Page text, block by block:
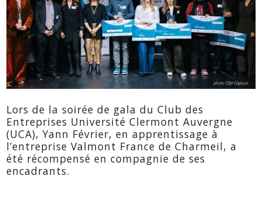
Lors de la soirée de gala du Club des
Entreprises Université Clermont Auvergne
(UCA), Yann Février, en apprentissage à
l’entreprise Valmont France de Charmeil, a
été récompensé en compagnie de ses
encadrants.